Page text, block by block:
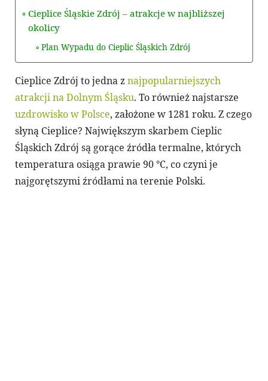
Cieplice Śląskie Zdrój – atrakcje w najbliższej
okolicy
Plan Wypadu do Cieplic Śląskich Zdrój
Cieplice Zdrój to jedna znajpopularniejszych
atrakcji na Dolnym Śląsku. To również najstarsze
uzdrowisko w Polsce, założone w 1281 roku. Z czego
słyną Cieplice? Największym skarbem Cieplic
Śląskich Zdrój są gorące źródła termalne, których
temperatura osiąga prawie 90 °C, co czyni je
najgorętszymi źródłami na terenie Polski.